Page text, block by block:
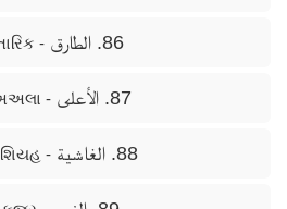
86. الطارق - અત્ તારિક
87. الأعلى - અલ્ અઅલા
88. الغاشية - અલ્ ગોશિયહ